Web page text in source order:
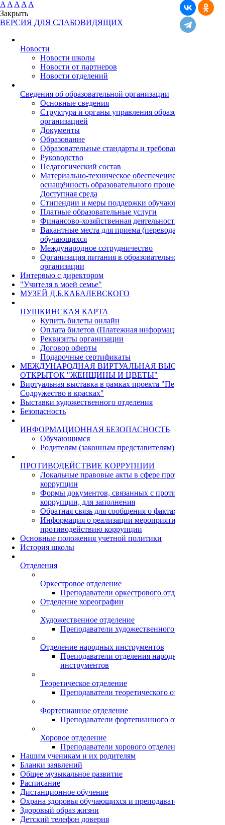
A A A A A
Закрыть
ВЕРСИЯ ДЛЯ СЛАБОВИДЯЩИХ
Новости
Новости школы
Новости от партнеров
Новости отделений
Cведения об образовательной организации
Основные сведения
Структура и органы управления образовательной
организацией
Документы
Образование
Образовательные стандарты и требования
Руководство
Педагогический состав
Материально-техническое обеспечение и
оснащённость образовательного процесса.
Доступная среда
Стипендии и меры поддержки обучающихся
Платные образовательные услуги
Финансово-хозяйственная деятельность
Вакантные места для приема (перевода)
обучающихся
Международное сотрудничество
Организация питания в образовательной
организации
Интервью с директором
"Учителя в моей семье"
МУЗЕЙ Д.Б.КАБАЛЕВСКОГО
ПУШКИНСКАЯ КАРТА
Купить билеты онлайн
Оплата билетов (Платежная информация)
Реквизиты организации
Договор оферты
Подарочные сертификаты
МЕЖДУНАРОДНАЯ ВИРТУАЛЬНАЯ ВЫСТАВКА
ОТКРЫТОК "ЖЕНЩИНЫ И ЦВЕТЫ"
Виртуальная выставка в рамках проекта "Пермь - Циндао.
Содружество в красках"
Выставки художественного отделения
Безопасность
ИНФОРМАЦИОННАЯ БЕЗОПАСНОСТЬ
Обучающимся
Родителям (законным представителям) учащихся
ПРОТИВОДЕЙСТВИЕ КОРРУПЦИИ
Локальные правовые акты в сфере противодействия
коррупции
Формы документов, связанных с противодействием
коррупции, для заполнения
Обратная связь для сообщения о фактах коррупции
Информация о реализации мероприятий по
противодействию коррупции
Основные положения учетной политики
История школы
Отделения
Оркестровое отделение
Преподаватели оркестрового отделения
Отделение хореографии
Художественное отделение
Преподаватели художественного отделения
Отделение народных инструментов
Преподаватели отделения народных
инструментов
Теоретическое отделение
Преподаватели теоретического отделения
Фортепианное отделение
Преподаватели фортепианного отделения
Хоровое отделение
Преподаватели хорового отделения
Нашим ученикам и их родителям
Бланки заявлений
Общее музыкальное развитие
Расписание
Дистанционное обучение
Охрана здоровья обучающихся и преподавателей
Здоровый образ жизни
Детский телефон доверия